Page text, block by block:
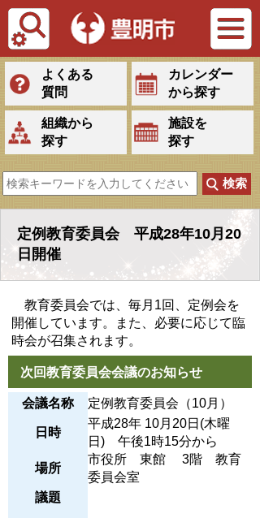
Tiếng Việt
よくある
質問
カレンダー
から探す
組織から
探す
施設を
探す
定例教育委員会 平成28年10月20
日開催
教育委員会では、毎月1回、定例会を
開催しています。また、必要に応じて臨
時会が召集されます。
次回教育委員会会議のお知らせ
会議名称 定例教育委員会（10月）
日時
平成28年 10月20日(木曜
日) 午後1時15分から
場所
市役所 東館 3階 教育
委員会室
議題